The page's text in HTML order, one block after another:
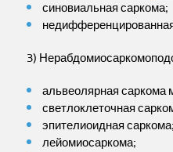
синовиальная саркома;
3)
альвеолярная саркома
светлоклеточная
эпителиоидная саркома;
лейомиосаркома;